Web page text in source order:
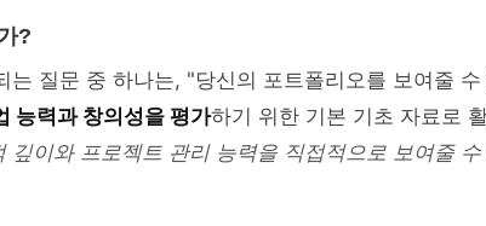
?
는 질문 중 하나는, "당신의 포트폴리오를 보여줄
능력과 창의성을 평가하기 위한 기본 기초 자료로
깊이와 프로젝트 관리 능력을 직접적으로 보여줄